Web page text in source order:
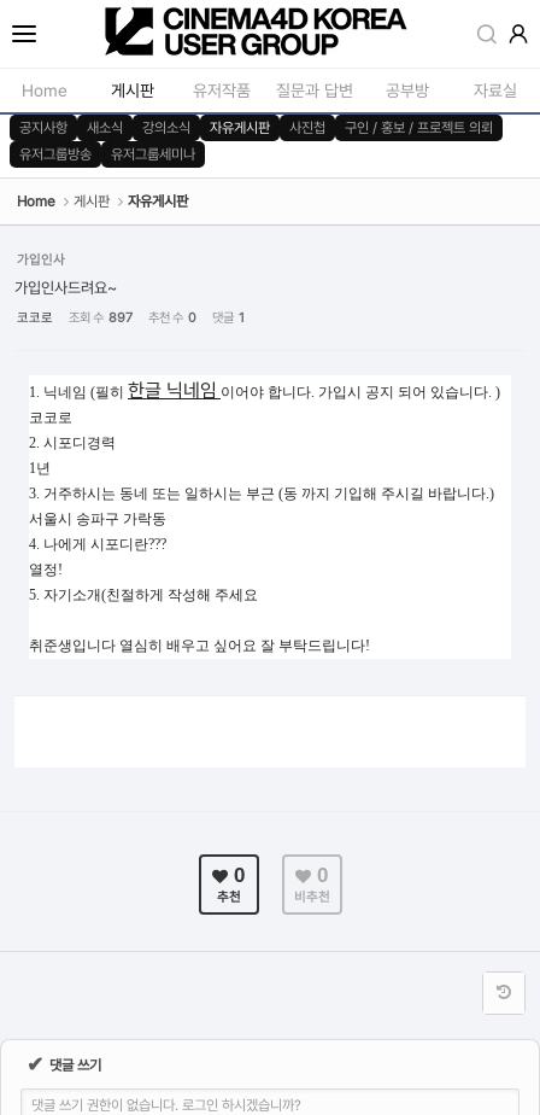
Home 게시판
공지사항
새소식
자유게시판
사진첩
유저그룹세미나
유저작품 질문과 답변 공부방 자료실
공지사항 새소식 강의소식 자유게시판 사진첩
구인 / 홍보 / 프로젝트 의뢰
유저그룹방송
유저그룹세미나
Home 게시판 자유게시판
가입인사
가입인사드려요~
코코로 조회 수 897 추천 수 0 댓글 1
1. 닉네임 (필히 한글 닉네임 이어야 합니다. 가입시 공지 되어 있습니다. )
코코로
2. 시포디경력
1년
3. 거주하시는 동네 또는 일하시는 부근 (동 까지 기입해 주시길 바랍니다.)
서울시 송파구 가락동
4. 나에게 시포디란???
열정!
5. 자기소개(친절하게 작성해 주세요
취준생입니다 열심히 배우고 싶어요 잘 부탁드립니다!
0
추천
0
비추천
✔ 댓글 쓰기
댓글 쓰기 권한이 없습니다. 로그인 하시겠습니까?
Sketchbook5, 스케치북5
Sketchbook5, 스케치북5